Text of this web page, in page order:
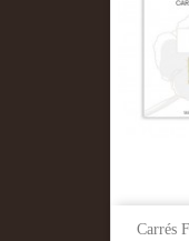
Carrés